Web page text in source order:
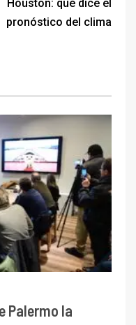
Palermo la
en